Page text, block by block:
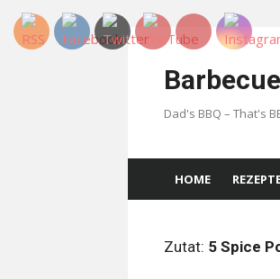
Skip
Dad's BBQ – That's
HOME
Zutat: 5 Spice